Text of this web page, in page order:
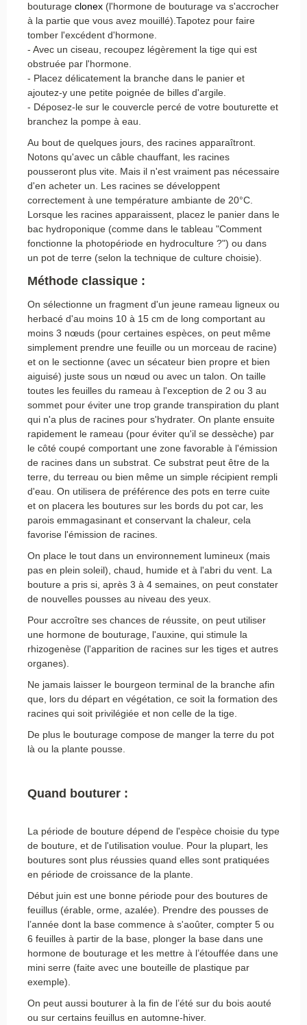
bouturage clonex (l'hormone de bouturage va s'accrocher
à la partie que vous avez mouillé).Tapotez pour faire
tomber l'excédent d'hormone.
- Avec un ciseau, recoupez légèrement la tige qui est
obstruée par l'hormone.
- Placez délicatement la branche dans le panier et
ajoutez-y une petite poignée de billes d'argile.
- Déposez-le sur le couvercle percé de votre bouturette et
branchez la pompe à eau.
Au bout de quelques jours, des racines apparaîtront.
Notons qu'avec un câble chauffant, les racines
pousseront plus vite. Mais il n'est vraiment pas nécessaire
d'en acheter un. Les racines se développent
correctement à une température ambiante de 20°C.
Lorsque les racines apparaissent, placez le panier dans le
bac hydroponique (comme dans le tableau "Comment
fonctionne la photopériode en hydroculture ?") ou dans
un pot de terre (selon la technique de culture choisie).
Méthode classique :
On sélectionne un fragment d'un jeune rameau ligneux ou
herbacé d'au moins 10 à 15 cm de long comportant au
moins 3 nœuds (pour certaines espèces, on peut même
simplement prendre une feuille ou un morceau de racine)
et on le sectionne (avec un sécateur bien propre et bien
aiguisé) juste sous un nœud ou avec un talon. On taille
toutes les feuilles du rameau à l'exception de 2 ou 3 au
sommet pour éviter une trop grande transpiration du plant
qui n'a plus de racines pour s'hydrater. On plante ensuite
rapidement le rameau (pour éviter qu'il se dessèche) par
le côté coupé comportant une zone favorable à l'émission
de racines dans un substrat. Ce substrat peut être de la
terre, du terreau ou bien même un simple récipient rempli
d'eau. On utilisera de préférence des pots en terre cuite
et on placera les boutures sur les bords du pot car, les
parois emmagasinant et conservant la chaleur, cela
favorise l'émission de racines.
On place le tout dans un environnement lumineux (mais
pas en plein soleil), chaud, humide et à l'abri du vent. La
bouture a pris si, après 3 à 4 semaines, on peut constater
de nouvelles pousses au niveau des yeux.
Pour accroître ses chances de réussite, on peut utiliser
une hormone de bouturage, l'auxine, qui stimule la
rhizogenèse (l'apparition de racines sur les tiges et autres
organes).
Ne jamais laisser le bourgeon terminal de la branche afin
que, lors du départ en végétation, ce soit la formation des
racines qui soit privilégiée et non celle de la tige.
De plus le bouturage compose de manger la terre du pot
là ou la plante pousse.
Quand bouturer :
La période de bouture dépend de l'espèce choisie du type
de bouture, et de l'utilisation voulue. Pour la plupart, les
boutures sont plus réussies quand elles sont pratiquées
en période de croissance de la plante.
Début juin est une bonne période pour des boutures de
feuillus (érable, orme, azalée). Prendre des pousses de
l’année dont la base commence à s'aoûter, compter 5 ou
6 feuilles à partir de la base, plonger la base dans une
hormone de bouturage et les mettre à l’étouffée dans une
mini serre (faite avec une bouteille de plastique par
exemple).
On peut aussi bouturer à la fin de l’été sur du bois aouté
ou sur certains feuillus en automne-hiver.